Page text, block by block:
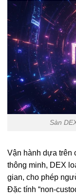
Sàn
Vận hành dựa trên
thông minh, DEX
gian, cho phép
Đặc tính “non-